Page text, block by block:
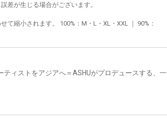
差が生じる場合がございます。
縮小されます。 100%：M・L・XL・XXL ｜ 90%：
ィストをアジアへ＝ASHUがプロデュースする、一